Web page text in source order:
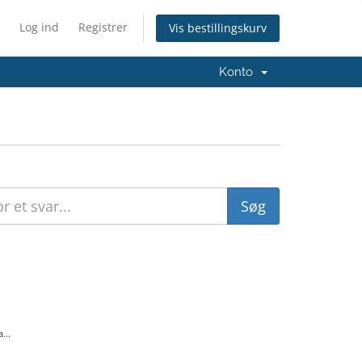
Log ind Registrer Vis bestillingskurv
Konto